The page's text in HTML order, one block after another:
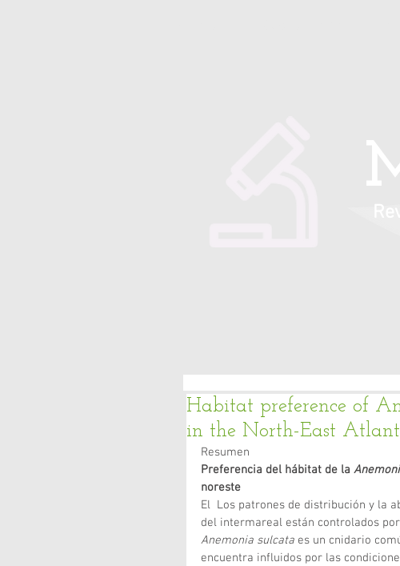
Habitat preference of
in the North-East
Resumen
Preferencia del hábitat de la
noreste
El  Los patrones de distribución y la
del intermareal están controlados
Anemonia sulcata es un cnidario
encuentra influidos por las